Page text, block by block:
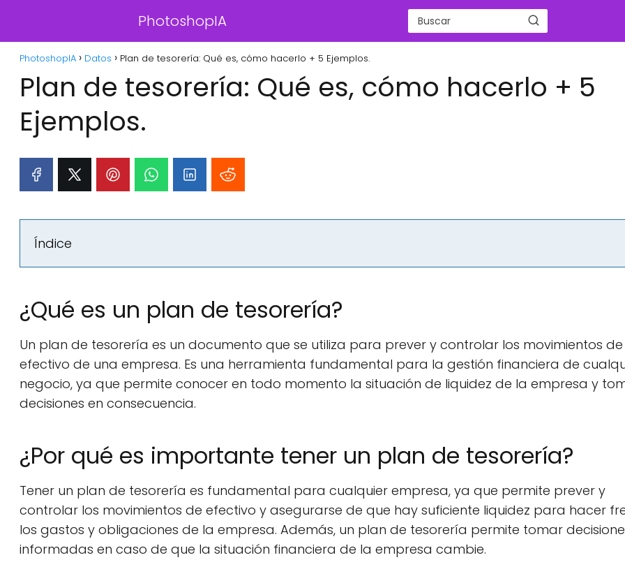
PhotoshopIA
PhotoshopIA Datos Plan de tesorería: Qué es, cómo hacerlo + 5 Ejemplos.
Plan de tesorería: Qué es, cómo hacerlo + 5
Ejemplos.
Índice
¿Qué es un plan de tesorería?
Un plan de tesorería es un documento que se utiliza para prever y controlar los movimientos de
efectivo de una empresa. Es una herramienta fundamental para la gestión financiera de
negocio, ya que permite conocer en todo momento la situación de liquidez de la empresa y
decisiones en consecuencia.
¿Por qué es importante tener un plan de tesorería?
Tener un plan de tesorería es fundamental para cualquier empresa, ya que permite prever y
controlar los movimientos de efectivo y asegurarse de que hay suficiente liquidez para hacer
los gastos y obligaciones de la empresa. Además, un plan de tesorería permite tomar
informadas en caso de que la situación financiera de la empresa cambie.